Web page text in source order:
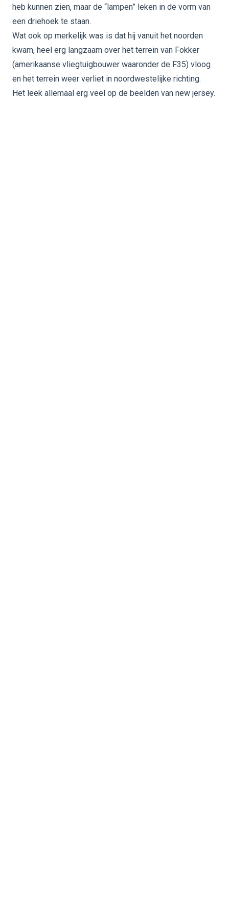
heb kunnen zien, maar de “lampen” leken in de vorm van
een driehoek te staan.
Wat ook op merkelijk was is dat hij vanuit het noorden
kwam, heel erg langzaam over het terrein van Fokker
(amerikaanse vliegtuigbouwer waaronder de F35) vloog
en het terrein weer verliet in noordwestelijke richting.
Het leek allemaal erg veel op de beelden van new jersey.